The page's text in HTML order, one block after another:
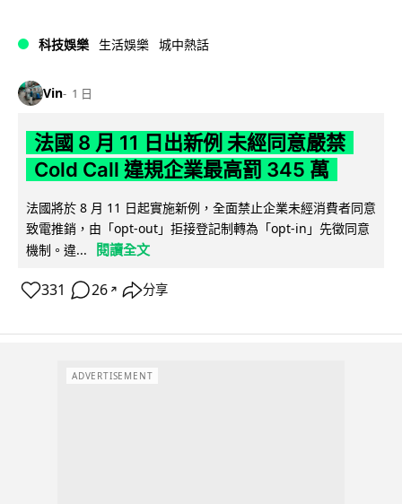
科技娛樂 生活娛樂 城中熱話
Vin 1 日
法國 8 月 11 日出新例 未經同意嚴禁
Cold Call 違規企業最高罰 345 萬
法國將於 8 月 11 日起實施新例，全面禁止企業未經消費者同意
致電推銷，由「opt-out」拒接登記制轉為「opt-in」先徵同意
機制。違...
閱讀全文
331 26 ↗ 分享
ADVERTISEMENT